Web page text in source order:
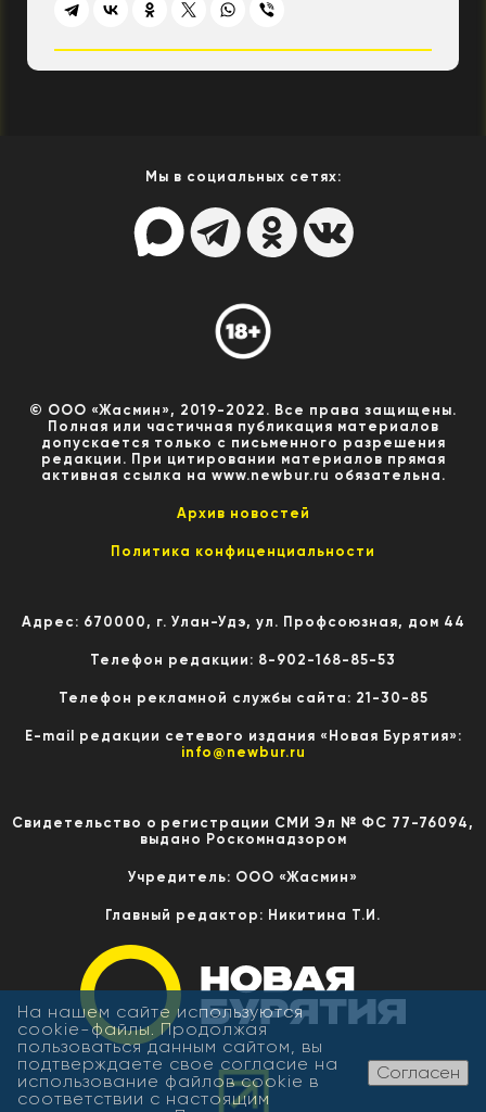
Мы в социальных сетях:
© ООО «Жасмин», 2019-2022. Все права защищены.
Полная или частичная публикация материалов
допускается только с письменного разрешения
редакции. При цитировании материалов прямая
активная ссылка на www.newbur.ru обязательна.
Архив новостей
Политика конфиценциальности
Адрес: 670000, г. Улан-Удэ, ул. Профсоюзная, дом 44
Телефон редакции: 8-902-168-85-53
Телефон рекламной службы сайта: 21-30-85
E-mail редакции сетевого издания «Новая Бурятия»:
info@newbur.ru
Свидетельство о регистрации СМИ Эл № ФС 77-76094,
выдано Роскомнадзором
Учредитель: ООО «Жасмин»
Главный редактор: Никитина Т.И.
На нашем сайте используются
cookie-файлы. Продолжая
пользоваться данным сайтом, вы
подтверждаете свое согласие на
использование файлов cookie в
соответствии с настоящим
Согласен